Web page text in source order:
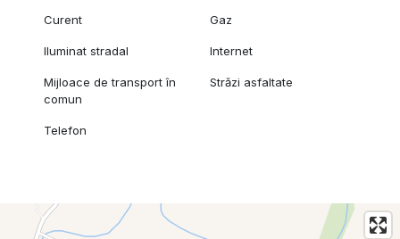
Curent Gaz
Iluminat stradal Internet
Mijloace de transport în
comun
Străzi asfaltate
Telefon